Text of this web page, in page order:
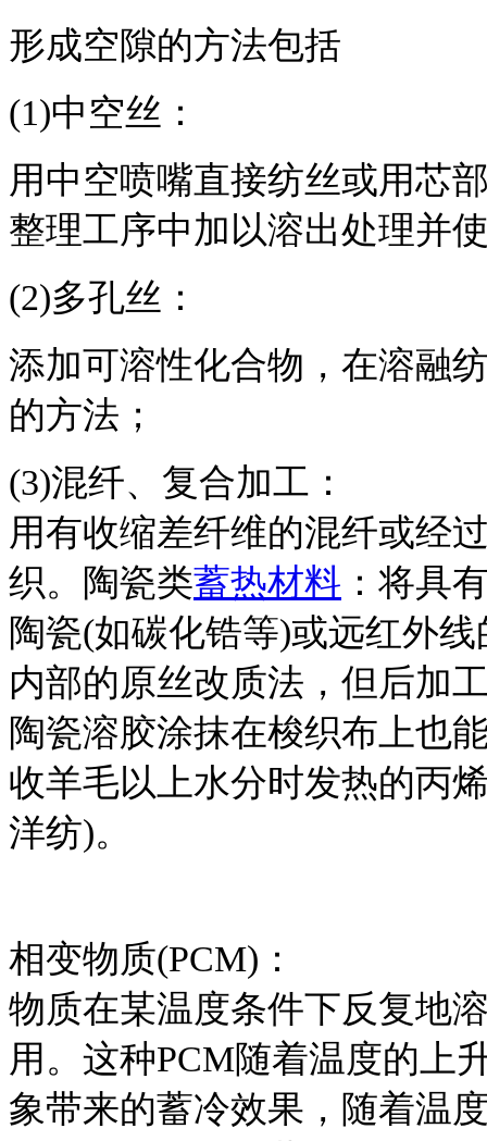
形成空隙的方法包括
(1)中空丝：
用中空喷嘴直接纺丝或用芯
整理工序中加以溶出处理并
(2)多孔丝：
添加可溶性化合物，在溶融
的方法；
(3)混纤、复合加工：
用有收缩差纤维的混纤或经
织。陶瓷类蓄热材料 ：将具
陶瓷(如碳化锆等)或远红外
内部的原丝改质法，但后加
陶瓷溶胶涂抹在梭织布上也
收羊毛以上水分时发热的丙
洋纺)。
相变物质(PCM)：
物质在某温度条件下反复地
用。这种PCM随着温度的上
象带来的蓄冷效果，随着温